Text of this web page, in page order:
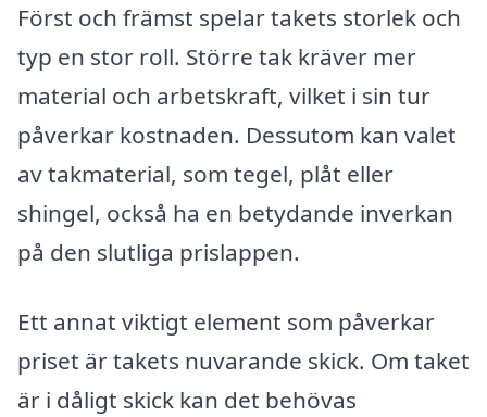
Först och främst spelar takets storlek och
typ en stor roll. Större tak kräver mer
material och arbetskraft, vilket i sin tur
påverkar kostnaden. Dessutom kan valet
av takmaterial, som tegel, plåt eller
shingel, också ha en betydande inverkan
på den slutliga prislappen.
Ett annat viktigt element som påverkar
priset är takets nuvarande skick. Om taket
är i dåligt skick kan det behövas